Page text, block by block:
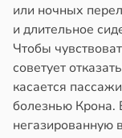
в13:55
или ночных
и длительное
Чтобы
советует
касается
болезнью Крона.
негазированную
17:21